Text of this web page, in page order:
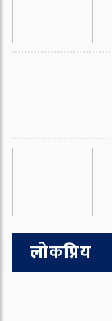
लोकप्रिय